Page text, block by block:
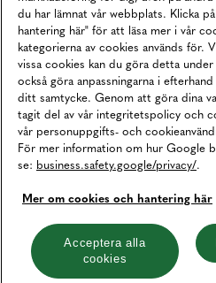
Våra Tjänster
Press
Studentrabatt
B2B
Tillgänglighetsredogörelse
Betalningar online sköts i
Cookies Integritetspolicy
Hantera cookies
du har lämnat vår webbplats. Klicka
hantering här" för att läsa mer i vår
kategorierna av cookies används för.
vissa cookies kan du göra detta
också göra anpassningarna i
ditt samtycke. Genom att göra dina
tagit del av vår integritetspolicy och
vår personuppgifts- och
För mer information om hur Google
se: business.safety.google/privacy/.
Mer om cookies och hantering här
Acceptera alla
cookies